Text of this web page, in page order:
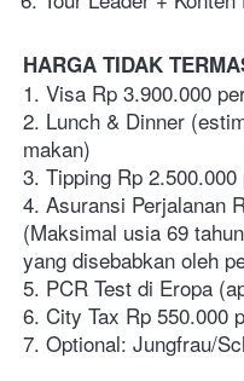
HARGA TIDAK
1. Visa Rp 3.900.000
2. Lunch & Dinner
makan)
3. Tipping Rp
4. Asuransi Perjalanan
(Maksimal usia 69
yang disebabkan oleh
5. PCR Test di Eropa
6. City Tax Rp 550.000
7. Optional: Jungfrau/